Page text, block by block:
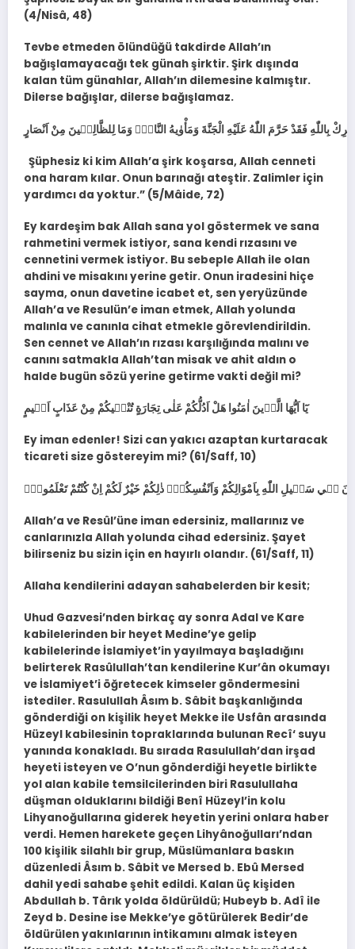
(4/Nisâ, 48)
Tevbe etmeden ölündüğü takdirde Allah’ın
bağışlamayacağı tek günah şirktir. Şirk dışında
kalan tüm günahlar, Allah’ın dilemesine kalmıştır.
Dilerse bağışlar, dilerse bağışlamaz.
Şüphesiz ki kim Allah’a şirk koşarsa, Allah cenneti
ona haram kılar. Onun barınağı ateştir. Zalimler için
yardımcı da yoktur.” (5/Mâide, 72)
Ey kardeşim bak Allah sana yol göstermek ve sana
rahmetini vermek istiyor, sana kendi rızasını ve
cennetini vermek istiyor. Bu sebeple Allah ile olan
ahdini ve misakını yerine getir. Onun iradesini hiçe
sayma, onun davetine icabet et, sen yeryüzünde
Allah’a ve Resulün’e iman etmek, Allah yolunda
malınla ve canınla cihat etmekle görevlendirildin.
Sen cennet ve Allah’ın rızası karşılığında malını ve
canını satmakla Allah’tan misak ve ahit aldın o
halde bugün sözü yerine getirme vakti değil mi?
يَٓا اَيُّهَا الَّذ۪ينَ اٰمَنُوا هَلْ اَدُلُّكُمْ عَلٰى تِجَارَةٍ تُنْج۪يكُمْ مِنْ عَذَابٍ اَل۪يمٍ
Ey iman edenler! Sizi can yakıcı azaptan kurtaracak
ticareti size göstereyim mi? (61/Saff, 10)
Allah’a ve Resûl’üne iman edersiniz, mallarınız ve
canlarınızla Allah yolunda cihad edersiniz. Şayet
bilirseniz bu sizin için en hayırlı olandır. (61/Saff, 11)
Allaha kendilerini adayan sahabelerden bir kesit;
Uhud Gazvesi’nden birkaç ay sonra Adal ve Kare
kabilelerinden bir heyet Medine’ye gelip
kabilelerinde İslamiyet’in yayılmaya başladığını
belirterek Rasûlullah’tan kendilerine Kur’ân okumayı
ve İslamiyet’i öğretecek kimseler göndermesini
istediler. Rasulullah Âsım b. Sâbit başkanlığında
gönderdiği on kişilik heyet Mekke ile Usfân arasında
Hüzeyl kabilesinin topraklarında bulunan Recî‘ suyu
yanında konakladı. Bu sırada Rasulullah’dan irşad
heyeti isteyen ve O’nun gönderdiği heyetle birlikte
yol alan kabile temsilcilerinden biri Rasulullaha
düşman olduklarını bildiği Benî Hüzeyl’in kolu
Lihyanoğullarına giderek heyetin yerini onlara haber
verdi. Hemen harekete geçen Lihyânoğulları’ndan
100 kişilik silahlı bir grup, Müslümanlara baskın
düzenledi Âsım b. Sâbit ve Mersed b. Ebû Mersed
dahil yedi sahabe şehit edildi. Kalan üç kişiden
Abdullah b. Târık yolda öldürüldü; Hubeyb b. Adî ile
Zeyd b. Desine ise Mekke’ye götürülerek Bedir’de
öldürülen yakınlarının intikamını almak isteyen